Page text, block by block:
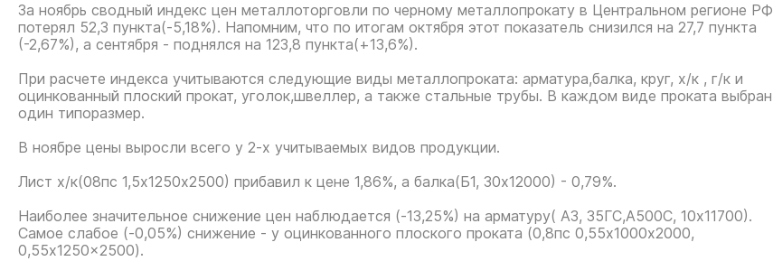
За ноябрь сводный индекс цен металлоторговли по черному металлопрокату в Центральном регионе РФ
потерял 52,3 пункта(-5,18%). Напомним, что по итогам октября этот показатель снизился на 27,7 пункта
(-2,67%), а сентября - поднялся на 123,8 пункта(+13,6%).
При расчете индекса учитываются следующие виды металлопроката: арматура,балка, круг, х/к , г/к и
оцинкованный плоский прокат, уголок,швеллер, а также стальные трубы. В каждом виде проката выбран
один типоразмер.
В ноябре цены выросли всего у 2-х учитываемых видов продукции.
Лист х/к(08пс 1,5х1250х2500) прибавил к цене 1,86%, а балка(Б1, 30х12000) - 0,79%.
Наиболее значительное снижение цен наблюдается (-13,25%) на арматуру( А3, 35ГС,А500С, 10х11700).
Самое слабое (-0,05%) снижение - у оцинкованного плоского проката (0,8пс 0,55х1000х2000,
0,55x1250x2500).